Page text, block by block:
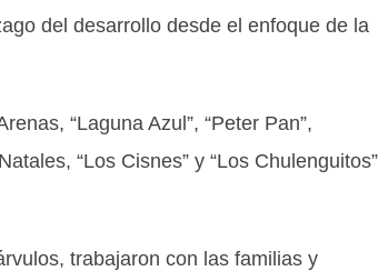
del desarrollo desde el enfoque de la
“Laguna Azul”, “Peter Pan”,
“Los Cisnes” y “Los
trabajaron con las familias y